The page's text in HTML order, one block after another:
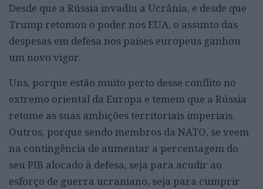
Desde que a Rússia invadiu a Ucrânia, e desde que
Trump retomou o poder nos EUA, o assunto das
despesas em defesa nos países europeus ganhou
um novo vigor.
Uns, porque estão muito perto desse conflito no
extremo oriental da Europa e temem que a Rússia
retome as suas ambições territoriais imperiais.
Outros, porque sendo membros da NATO, se veem
na contingência de aumentar a percentagem do
seu PIB alocado à defesa, seja para acudir ao
esforço de guerra ucraniano, seja para cumprir